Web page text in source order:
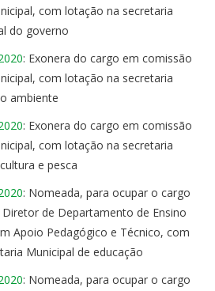
com lotação na secretaria
do governo
: Exonera do cargo em comissão
com lotação na secretaria
ambiente
: Exonera do cargo em comissão
com lotação na secretaria
e pesca
: Nomeada, para ocupar o cargo
de Departamento de Ensino
Apoio Pedagógico e Técnico, com
Municipal de educação
: Nomeada, para ocupar o cargo